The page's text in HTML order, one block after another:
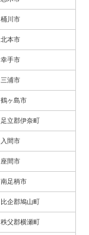
桶川市
北本市
幸手市
三浦市
鶴ヶ島市
足立郡伊奈町
入間市
座間市
南足柄市
比企郡鳩山町
秩父郡横瀬町